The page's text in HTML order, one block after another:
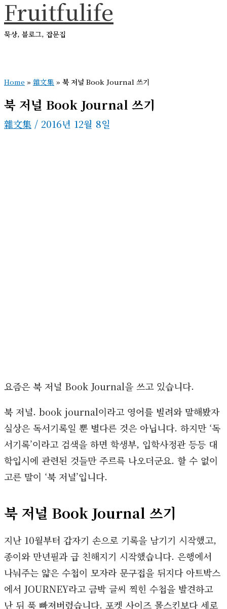
콘
텐
츠
너
뛰
기
Fruitfulife
묵상, 블로그, 잡문집
메
Home » 雜文集 » 북 저널 Book Journal 쓰기
북 저널 Book Journal 쓰기
雜文集 / 2016년 12월 8일
요즘은 북 저널 Book Journal을 쓰고 있습니다.
북 저널. book journal이라고 영어를 빌려와 말해봤자
실상은 독서기록일 뿐 별다른 것은 아닙니다. 하지만 ‘독
서기록’이라고 검색을 하면 학생부, 입학사정관 등등 대
학입시에 관련된 것들만 주르륵 나오더군요. 할 수 없이
고른 말이 ‘북 저널’입니다.
북 저널 Book Journal 쓰기
지난 10월부터 갑자기 손으로 기록을 남기기 시작했고,
종이와 만년필과 급 친해지기 시작했습니다. 은행에서
나눠주는 얇은 수첩이 모자라 문구접을 뒤지다 아트박스
에서 JOURNEY라고 금박 글씨 찍힌 수첩을 발견하고
난 뒤 푹 빠져버렸습니다. 포켓 사이즈 몰스킨보다 세로